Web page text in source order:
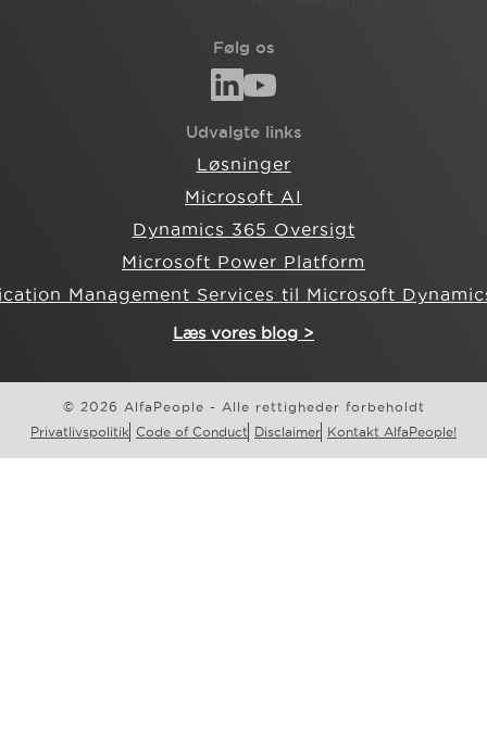
Følg os
Udvalgte links
Løsninger
Microsoft AI
Dynamics 365 Oversigt
Microsoft Power Platform
Management Services til Microsoft
Læs vores blog >
© 2026 AlfaPeople - Alle rettigheder forbeholdt
Privatlivspolitik Code of Conduct Disclaimer Kontakt AlfaPeople!